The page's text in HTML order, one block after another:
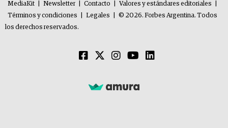
MediaKit Newsletter Contacto Valores y estándares editoriales
Términos y condiciones
Legales
© 2026. Forbes Argentina. Todos
los derechos reservados.